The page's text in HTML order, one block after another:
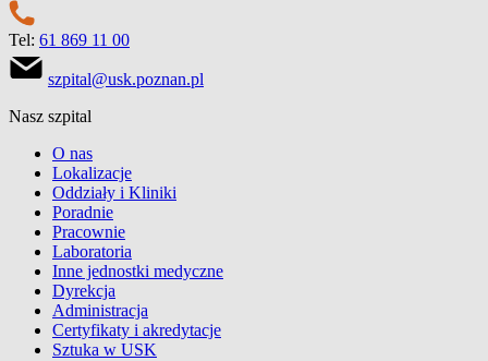
Tel: 61 869 11 00
szpital@usk.poznan.pl
Nasz szpital
O nas
Lokalizacje
Oddziały i Kliniki
Poradnie
Pracownie
Laboratoria
Inne jednostki medyczne
Dyrekcja
Administracja
Certyfikaty i akredytacje
Sztuka w USK